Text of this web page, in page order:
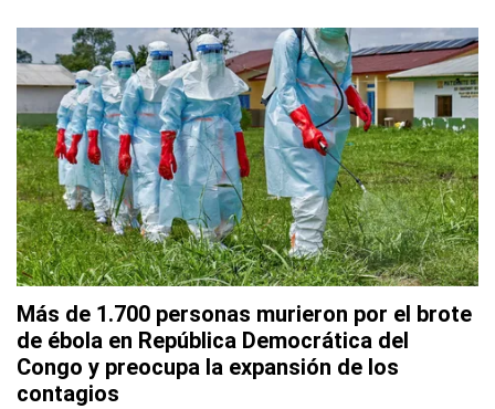
Más de 1.700 personas murieron por el brote
de ébola en República Democrática del
Congo y preocupa la expansión de los
contagios